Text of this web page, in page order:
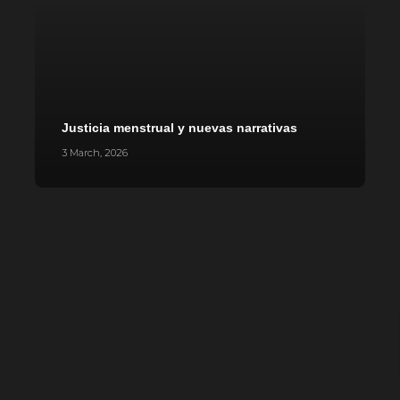
Justicia menstrual y nuevas narrativas
3 March, 2026